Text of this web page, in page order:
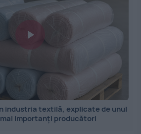
industria textilă, explicate de unul
importanți producători